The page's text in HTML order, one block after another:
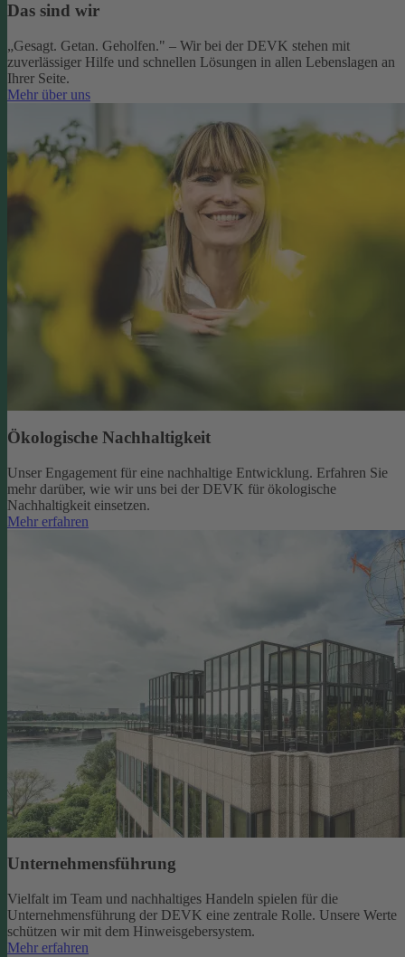
Das sind wir
„Gesagt. Getan. Geholfen." – Wir bei der DEVK stehen mit
zuverlässiger Hilfe und schnellen Lösungen in allen Lebenslagen an
Ihrer Seite.
Mehr über uns
Ökologische Nachhaltigkeit
Unser Engagement für eine nachhaltige Entwicklung. Erfahren Sie
mehr darüber, wie wir uns bei der DEVK für ökologische
Nachhaltigkeit einsetzen.
Mehr erfahren
Unternehmensführung
Vielfalt im Team und nachhaltiges Handeln spielen für die
Unternehmensführung der DEVK eine zentrale Rolle. Unsere Werte
schützen wir mit dem Hinweisgebersystem.
Mehr erfahren